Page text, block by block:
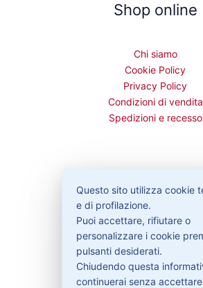
Shop online
Chi siamo
Cookie Policy
Privacy Policy
Condizioni di vendita
Spedizioni e recesso
Bisogno di
Contattaci
Garanzie
Questo sito utilizza cookie
e di profilazione.
Puoi accettare, rifiutare o
personalizzare i cookie
pulsanti desiderati.
Chiudendo questa
continuerai senza